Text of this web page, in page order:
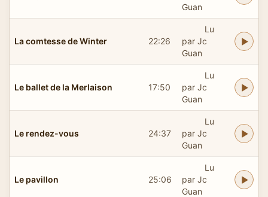
Guan
La comtesse de Winter 22:26
Lu
par Jc
Guan
Le ballet de la Merlaison 17:50
Lu
par Jc
Guan
Le rendez-vous 24:37
Lu
par Jc
Guan
Le pavillon 25:06
Lu
par Jc
Guan